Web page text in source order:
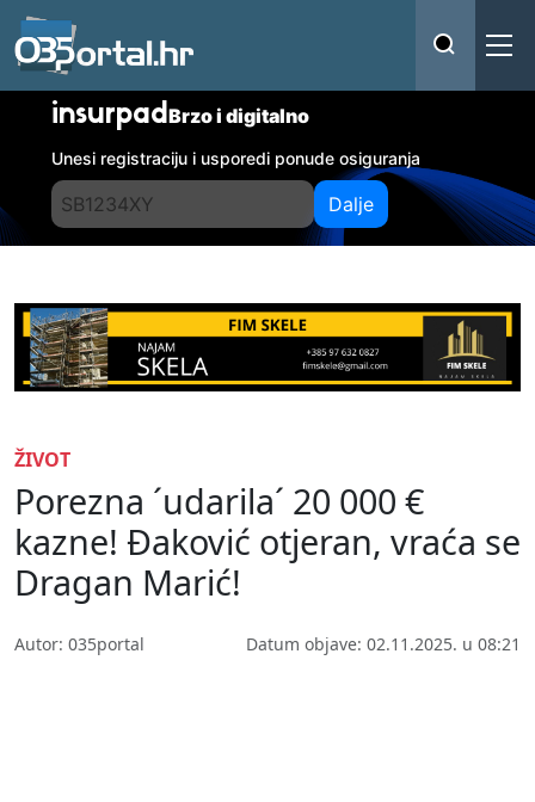
insurpadBrzo i digitalno
Unesi registraciju i usporedi ponude osiguranja
Dalje
ŽIVOT
Porezna ´udarila´ 20 000 €
kazne! Đaković otjeran, vraća se
Dragan Marić!
Autor: 035portal Datum objave: 02.11.2025. u 08:21